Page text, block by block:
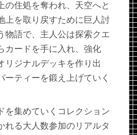
の住処を奪われ、天空へと
上を取り戻すために巨人討
物語で、主人公は探索クエ
カードを手に入れ、強化
リジナルデッキを作り出
ーティーを鍛え上げていく
を集めていくコレクション
れる大人数参加のリアルタ